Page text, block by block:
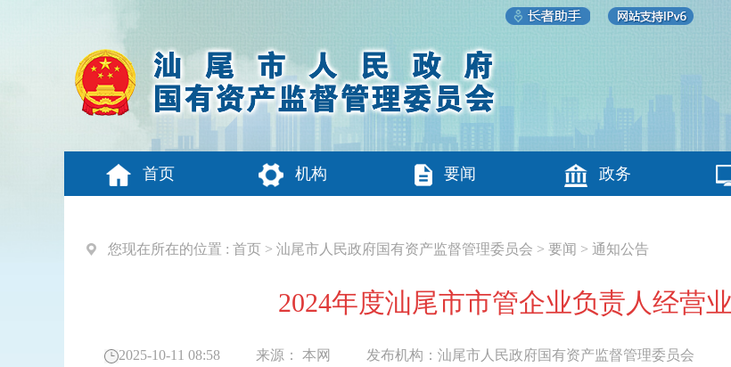
首页 机构 要闻 政务
您现在所在的位置 : 首页 > 汕尾市人民政府国有资产监督管理委员会 > 要闻 > 通知公告
2024年度汕尾市市管企业负责人经营
2025-10-11 08:58 来源： 本网 发布机构： 汕尾市人民政府国有资产监督管理委员会